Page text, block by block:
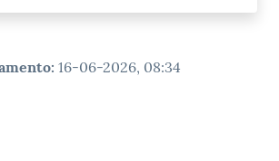
: 16-06-2026, 08:34